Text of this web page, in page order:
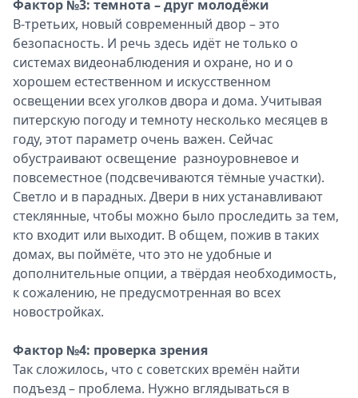
Фактор №3: темнота – друг молодёжи
В-третьих, новый современный двор – это
безопасность. И речь здесь идёт не только о
системах видеонаблюдения и охране, но и о
хорошем естественном и искусственном
освещении всех уголков двора и дома. Учитывая
питерскую погоду и темноту несколько месяцев в
году, этот параметр очень важен. Сейчас
обустраивают освещение разноуровневое и
повсеместное (подсвечиваются тёмные участки).
Светло и в парадных. Двери в них устанавливают
стеклянные, чтобы можно было проследить за тем,
кто входит или выходит. В общем, пожив в таких
домах, вы поймёте, что это не удобные и
дополнительные опции, а твёрдая необходимость,
к сожалению, не предусмотренная во всех
новостройках.
Фактор №4: проверка зрения
Так сложилось, что с советских времён найти
подъезд – проблема. Нужно вглядываться в